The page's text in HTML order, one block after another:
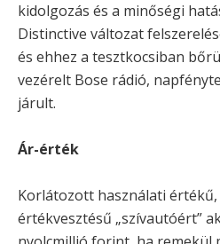
kidolgozás és a minőségi
Distinctive változat
és ehhez a tesztkocsiban
vezérelt Bose rádió,
járult.
Ár-érték
Korlátozott használati
értékvesztésű „szívautóért”